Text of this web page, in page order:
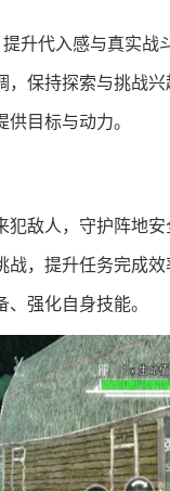
升代入感与真实战
保持探索与挑战兴
目标与动力。
敌人，守护阵地安
，提升任务完成效
强化自身技能。